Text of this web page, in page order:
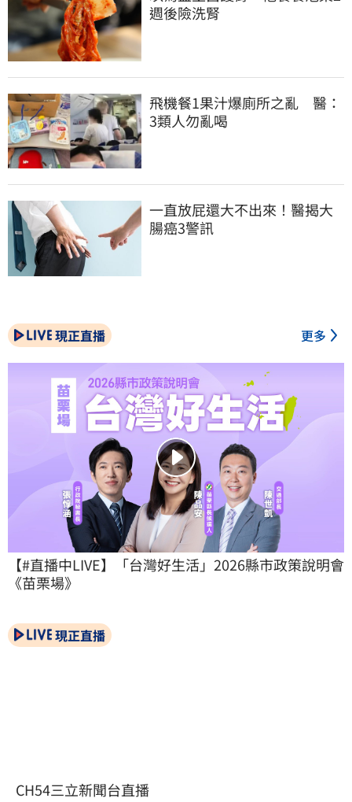
週後險洗腎
飛機餐1果汁爆廁所之亂　醫：
3類人勿亂喝
一直放屁還大不出來！醫揭大
腸癌3警訊
現正直播 更多
【#直播中LIVE】「台灣好生活」2026縣市政策說明會
《苗栗場》
現正直播
CH54三立新聞台直播